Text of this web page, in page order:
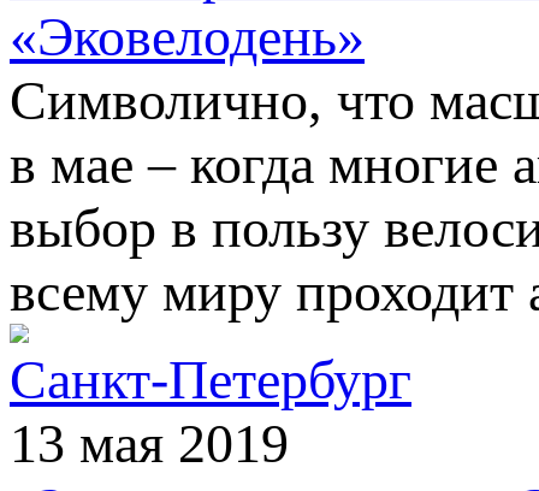
«Эковелодень»
Символично, что
в мае – когда многие
выбор в пользу
всему миру проходит
Санкт-Петербург
13 мая 2019